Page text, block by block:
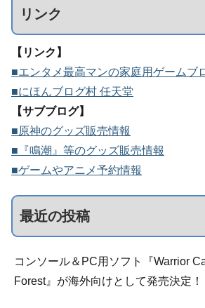
リンク
【リンク】
■エンタメ最高マンの家庭用ゲームブ
■にほんブログ村 任天堂
【サブブログ】
■原神のグッズ販売情報
■『鳴潮』等のグッズ販売情報
■ゲームやアニメ予約情報
最近の投稿
コンソール＆PC用ソフト『Warrior
Forest』が海外向けとして発売決定！